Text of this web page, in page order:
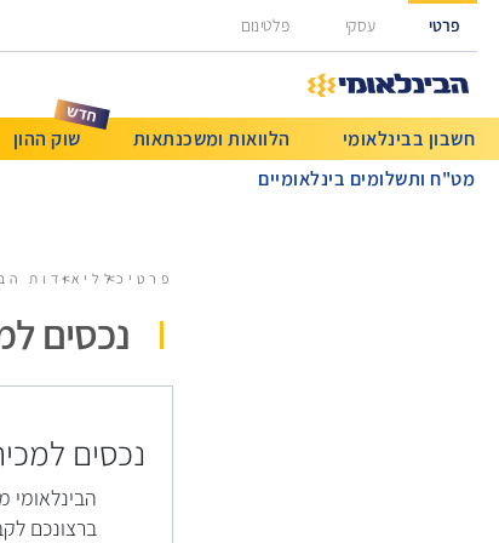
גישה ישירה לכפתור כניסה לחשבונך
פרטי עסקי פלטינום
חשבון בבינלאומי הלוואות ומשכנתאות שוק ההון
מט"ח ותשלומים בינלאומיים
פרטי כללי אודות
נכסים
נכסים
ברצונכם